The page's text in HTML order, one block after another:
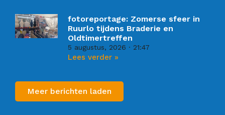
fotoreportage: Zomerse sfeer in
Ruurlo tijdens Braderie en
Oldtimertreffen
5 augustus, 2026 21:47
Lees verder »
Meer berichten laden